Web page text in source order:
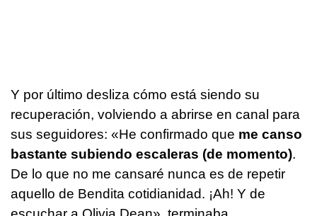
Y por último desliza cómo está siendo su
recuperación, volviendo a abrirse en canal para
sus seguidores: «He confirmado que me canso
bastante subiendo escaleras (de momento).
De lo que no me cansaré nunca es de repetir
aquello de Bendita cotidianidad. ¡Ah! Y de